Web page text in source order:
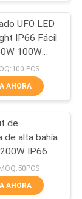
223
UFO LED
IP66 Fácil
100W
PCS
AHORA
de
de alta bahía
IP66
AHORA